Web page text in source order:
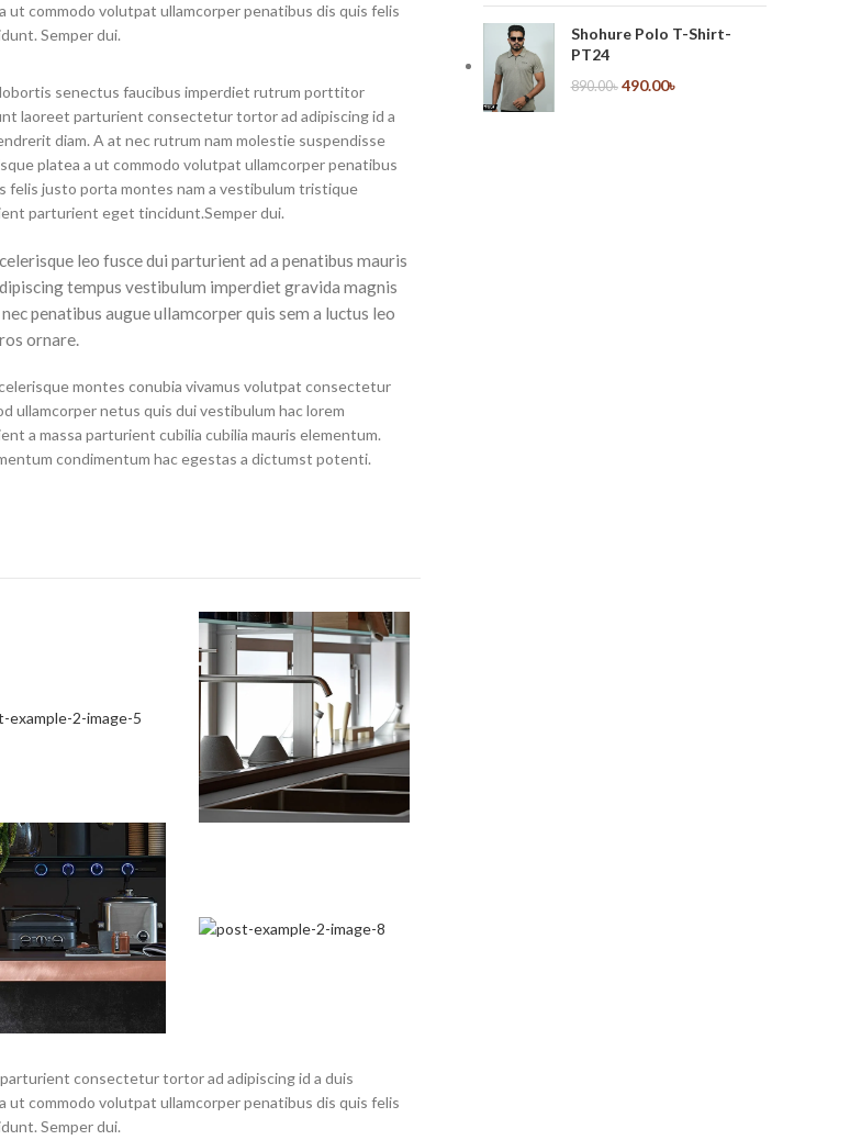
commodo volutpat ullamcorper penatibus dis quis felis
Semper dui.
senectus faucibus imperdiet rutrum porttitor
laoreet parturient consectetur tortor ad adipiscing id a
diam. A at nec rutrum nam molestie suspendisse
platea a ut commodo volutpat ullamcorper penatibus
felis justo porta montes nam a vestibulum tristique
parturient eget tincidunt.Semper dui.
leo fusce dui parturient ad a penatibus mauris
tempus vestibulum imperdiet gravida magnis
nec penatibus augue ullamcorper quis sem a luctus leo
ornare.
montes conubia vivamus volutpat consectetur
ullamcorper netus quis dui vestibulum hac lorem
a massa parturient cubilia cubilia mauris elementum.
condimentum hac egestas a dictumst potenti.
consectetur tortor ad adipiscing id a duis
commodo volutpat ullamcorper penatibus dis quis felis
Semper dui.
Shohure Polo T-Shirt-
PT24
890.00৳ 490.00৳